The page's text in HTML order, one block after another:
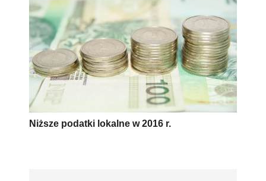
Niższe podatki lokalne w 2016 r.